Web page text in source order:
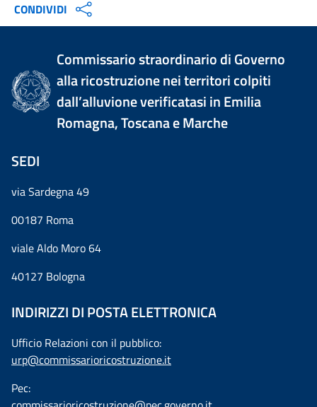
CONDIVIDI
Commissario straordinario di Governo
alla ricostruzione nei territori colpiti
dall’alluvione verificatasi in Emilia
Romagna, Toscana e Marche
SEDI
via Sardegna 49
00187 Roma
viale Aldo Moro 64
40127 Bologna
INDIRIZZI DI POSTA ELETTRONICA
Ufficio Relazioni con il pubblico:
urp@commissarioricostruzione.it
Pec: